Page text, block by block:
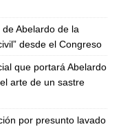
Abelardo de la
desde el Congreso
que portará Abelardo
arte de un sastre
por presunto lavado